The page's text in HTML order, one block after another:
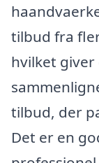
tilbud fra
hvilket
tilbud, der
Det er en